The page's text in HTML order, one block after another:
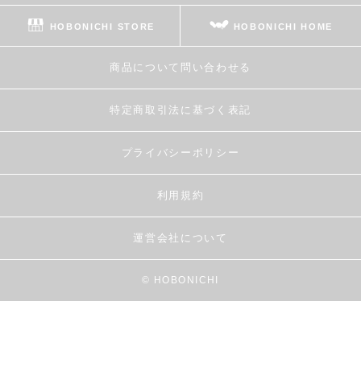
HOBONICHI STORE HOBONICHI HOME
商品について問い合わせる
特定商取引法に基づく表記
プライバシーポリシー
利用規約
運営会社について
© HOBONICHI